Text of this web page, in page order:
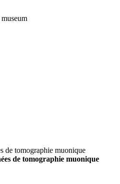
de tomographie muonique